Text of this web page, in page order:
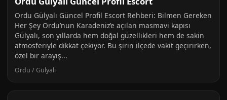
Ordu Gülyalı Güncel Profil Escort Rehberi: Bilmen Gereken
Her Şey Ordu’nun Karadeniz’e açılan masmavi kapısı
Gülyalı, son yıllarda hem doğal güzellikleri hem de sakin
atmosferiyle dikkat çekiyor. Bu şirin ilçede vakit geçirirken,
özel bir arayış...
Ordu / Gülyalı